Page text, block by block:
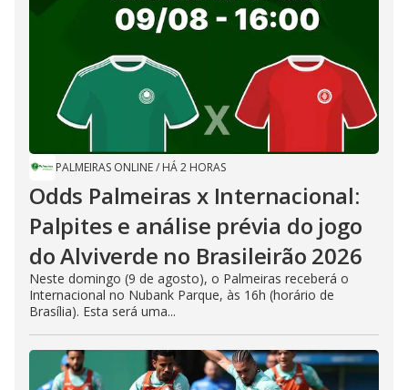
PALMEIRAS ONLINE/ HÁ 2 HORAS
Odds Palmeiras x Internacional:
Palpites e análise prévia do jogo
do Alviverde no Brasileirão 2026
Neste domingo (9 de agosto), o Palmeiras receberá o
Internacional no Nubank Parque, às 16h (horário de
Brasília). Esta será uma...